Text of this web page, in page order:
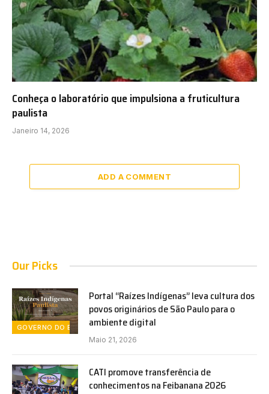
Conheça o laboratório que impulsiona a fruticultura
paulista
Janeiro 14, 2026
ADD A COMMENT
Our Picks
GOVERNO DO ESTADO DE SÃO PAULO
Portal “Raízes Indígenas” leva cultura dos
povos originários de São Paulo para o
ambiente digital
Maio 21, 2026
CATI promove transferência de
conhecimentos na Feibanana 2026